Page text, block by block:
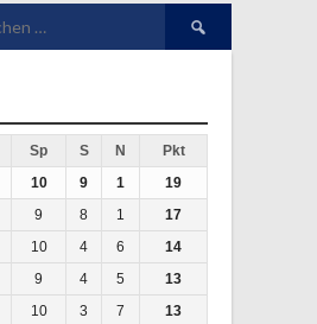
Suchen
nach:
Sp S N
Pkt
10 9 1
19
9 8 1
17
10 4 6
14
9 4 5
13
10 3 7 13